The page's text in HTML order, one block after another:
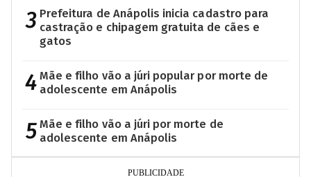
3 Prefeitura de Anápolis inicia cadastro para
castração e chipagem gratuita de cães e
gatos
4 Mãe e filho vão a júri popular por morte de
adolescente em Anápolis
5 Mãe e filho vão a júri por morte de
adolescente em Anápolis